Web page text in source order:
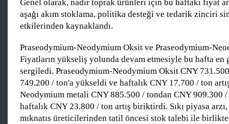
Genel olarak, nadir toprak ürünleri için bu haftaki fiyat
aşağı akım stoklama, politika desteği ve tedarik zinciri
etkilerinden kaynaklandı.
Praseodymium-Neodymium Oksit ve Praseodymium-
Fiyatların yükseliş yolunda devam etmesiyle bu hafta en
sergiledi. Praseodymium-Neodymium Oksit CNY
749.200 / ton'a yükseldi ve haftalık CNY 17.700 / ton
Neodymium metali CNY 885.500 / tondan CNY 909.300
haftalık CNY 23.800 / ton artış biriktirdi. Sıkı piyasa arzı,
mıknatıs üreticilerinden tatil öncesi stok talebi ile